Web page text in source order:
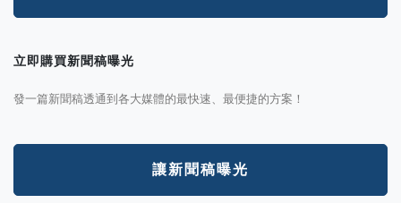
立即購買新聞稿曝光
發一篇新聞稿透通到各大媒體的最快速、最便捷的方案！
讓新聞稿曝光